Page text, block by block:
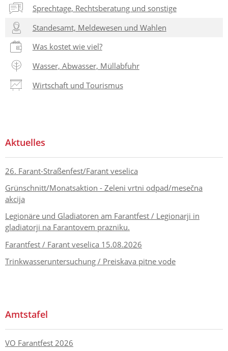
Sprechtage, Rechtsberatung und sonstige
Standesamt, Meldewesen und Wahlen
Was kostet wie viel?
Wasser, Abwasser, Müllabfuhr
Wirtschaft und Tourismus
Aktuelles
26. Farant-Straßenfest/Farant veselica
Grünschnitt/Monatsaktion - Zeleni vrtni odpad/mesečna
akcija
Legionäre und Gladiatoren am Farantfest / Legionarji in
gladiatorji na Farantovem prazniku.
Farantfest / Farant veselica 15.08.2026
Trinkwasseruntersuchung / Preiskava pitne vode
Amtstafel
VO Farantfest 2026